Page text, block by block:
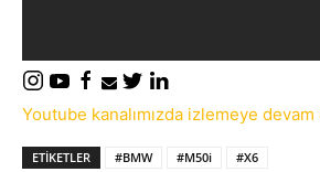
Youtube kanalımızda izlemeye devam
ETIKETLER #BMW #M50i #X6